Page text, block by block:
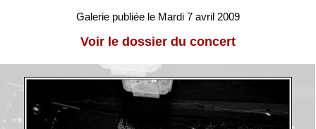
Galerie publiée le Mardi 7 avril 2009
Voir le dossier du concert